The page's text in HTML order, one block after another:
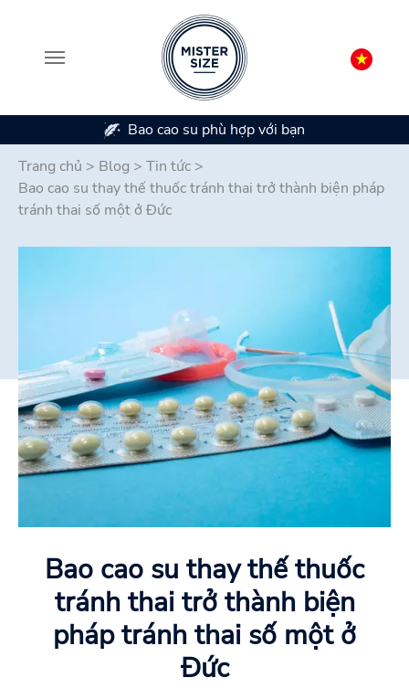
Có sẵn trong 7 kích cỡ bao cao su
Trang chủ > Blog > Tin tức >
Bao cao su thay thế thuốc tránh thai trở thành biện pháp
tránh thai số một ở Đức
Bao cao su thay thế thuốc
tránh thai trở thành biện
pháp tránh thai số một ở
Đức